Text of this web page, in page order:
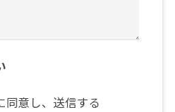
同意し、送信する